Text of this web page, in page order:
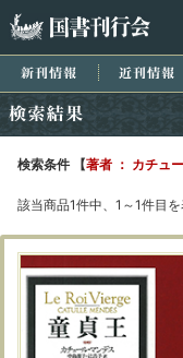
新刊情報
検索条件 【著者 ： カチュ
該当商品1件中、1～1件目